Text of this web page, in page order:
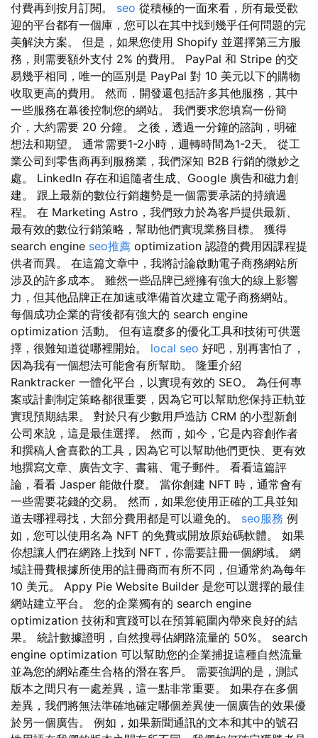
付費再到按月訂閱。 seo 從積極的一面來看，所有最受歡
迎的平台都有一個庫，您可以在其中找到幾乎任何問題的完
美解決方案。 但是，如果您使用 Shopify 並選擇第三方服
務，則需要額外支付 2% 的費用。 PayPal 和 Stripe 的交
易幾乎相同，唯一的區別是 PayPal 對 10 美元以下的購物
收取更高的費用。 然而，開發還包括許多其他服務，其中
一些服務在幕後控制您的網站。 我們要求您填寫一份簡
介，大約需要 20 分鐘。 之後，透過一分鐘的諮詢，明確
想法和期望。 通常需要1-2小時，週轉時間為1-2天。 從工
業公司到零售商再到服務業，我們深知 B2B 行銷的微妙之
處。 LinkedIn 存在和追隨者生成、Google 廣告和磁力創
建。 跟上最新的數位行銷趨勢是一個需要承諾的持續過
程。 在 Marketing Astro，我們致力於為客戶提供最新、
最有效的數位行銷策略，幫助他們實現業務目標。 獲得
search engine seo推薦 optimization 認證的費用因課程提
供者而異。 在這篇文章中，我將討論啟動電子商務網站所
涉及的許多成本。 雖然一些品牌已經擁有強大的線上影響
力，但其他品牌正在加速或準備首次建立電子商務網站。
每個成功企業的背後都有強大的 search engine
optimization 活動。 但有這麼多的優化工具和技術可供選
擇，很難知道從哪裡開始。 local seo 好吧，別再害怕了，
因為我有一個想法可能會有所幫助。 隆重介紹
Ranktracker 一體化平台，以實現有效的 SEO。 為任何專
案或計劃制定策略都很重要，因為它可以幫助您保持正軌並
實現預期結果。 對於只有少數用戶造訪 CRM 的小型新創
公司來說，這是最佳選擇。 然而，如今，它是內容創作者
和撰稿人會喜歡的工具，因為它可以幫助他們更快、更有效
地撰寫文章、廣告文字、書籍、電子郵件。 看看這篇評
論，看看 Jasper 能做什麼。 當你創建 NFT 時，通常會有
一些需要花錢的交易。 然而，如果您使用正確的工具並知
道去哪裡尋找，大部分費用都是可以避免的。 seo服務 例
如，您可以使用名為 NFT 的免費或開放原始碼軟體。 如果
你想讓人們在網路上找到 NFT，你需要註冊一個網域。 網
域註冊費根據所使用的註冊商而有所不同，但通常約為每年
10 美元。 Appy Pie Website Builder 是您可以選擇的最佳
網站建立平台。 您的企業獨有的 search engine
optimization 技術和實踐可以在預算範圍內帶來良好的結
果。 統計數據證明，自然搜尋佔網路流量的 50%。 search
engine optimization 可以幫助您的企業捕捉這種自然流量
並為您的網站產生合格的潛在客戶。 需要強調的是，測試
版本之間只有一處差異，這一點非常重要。 如果存在多個
差異，我們將無法準確地確定哪個差異使一個廣告的效果優
於另一個廣告。 例如，如果新聞通訊的文本和其中的號召